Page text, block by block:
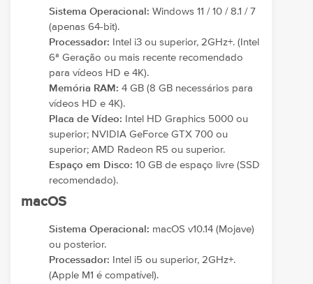
Sistema Operacional: Windows 11 / 10 / 8.1 / 7
(apenas 64-bit).
Processador: Intel i3 ou superior, 2GHz+. (Intel
6ª Geração ou mais recente recomendado
para vídeos HD e 4K).
Memória RAM: 4 GB (8 GB necessários para
vídeos HD e 4K).
Placa de Vídeo: Intel HD Graphics 5000 ou
superior; NVIDIA GeForce GTX 700 ou
superior; AMD Radeon R5 ou superior.
Espaço em Disco: 10 GB de espaço livre (SSD
recomendado).
macOS
Sistema Operacional: macOS v10.14 (Mojave)
ou posterior.
Processador: Intel i5 ou superior, 2GHz+.
(Apple M1 é compatível).